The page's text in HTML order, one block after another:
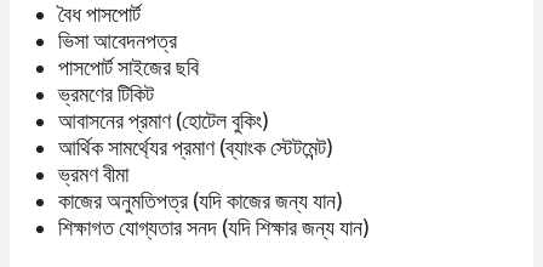
বৈধ পাসপোর্ট
ভিসা আবেদনপত্র
পাসপোর্ট সাইজের ছবি
ভ্রমণের টিকিট
আবাসনের প্রমাণ (হোটেল বুকিং)
আর্থিক সামর্থ্যের প্রমাণ (ব্যাংক স্টেটমেন্ট)
ভ্রমণ বীমা
কাজের অনুমতিপত্র (যদি কাজের জন্য যান)
শিক্ষাগত যোগ্যতার সনদ (যদি শিক্ষার জন্য যান)